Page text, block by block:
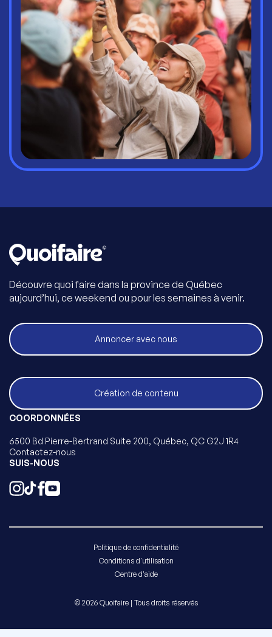
Découvre quoi faire dans la province de Québec
aujourd’hui, ce weekend ou pour les semaines à venir.
Annoncer avec nous
Création de contenu
COORDONNÉES
6500 Bd Pierre-Bertrand Suite 200, Québec, QC G2J 1R4
Contactez-nous
SUIS-NOUS
Politique de confidentialité
Conditions d'utilisation
Centre d'aide
© 2026 Quoifaire | Tous droits réservés